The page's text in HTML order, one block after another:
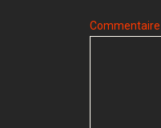
Commentaire